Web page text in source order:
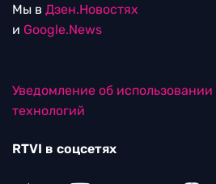
Мы в Дзен.Новостях
и Google.News
Уведомление об
технологий
RTVI в соцсетях